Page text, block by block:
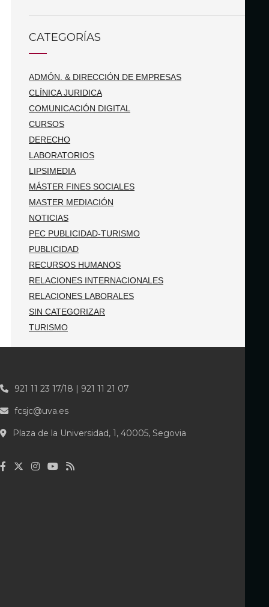
CATEGORÍAS
ADMÓN. & DIRECCIÓN DE EMPRESAS
CLÍNICA JURIDICA
COMUNICACIÓN DIGITAL
CURSOS
DERECHO
LABORATORIOS
LIPSIMEDIA
MÁSTER FINES SOCIALES
MASTER MEDIACIÓN
NOTICIAS
PEC PUBLICIDAD-TURISMO
PUBLICIDAD
RECURSOS HUMANOS
RELACIONES INTERNACIONALES
RELACIONES LABORALES
SIN CATEGORIZAR
TURISMO
921 11 23 17/18 | 921 11 21 07
fcsjc@uva.es
Plaza de la Universidad, 1, 40005, Segovia